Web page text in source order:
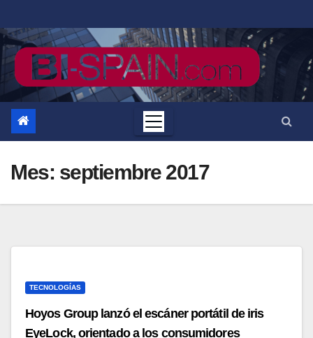
al
contenido
Mes: septiembre 2017
TECNOLOGÍAS
Hoyos Group lanzó el escáner portátil de iris
EyeLock, orientado a los consumidores